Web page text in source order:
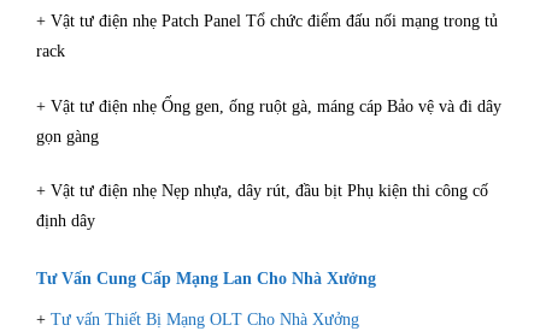
+ Vật tư điện nhẹ Patch Panel Tổ chức điểm đấu nối mạng trong tủ
rack
+ Vật tư điện nhẹ Ống gen, ống ruột gà, máng cáp Bảo vệ và đi dây
gọn gàng
+ Vật tư điện nhẹ Nẹp nhựa, dây rút, đầu bịt Phụ kiện thi công cố
định dây
Tư Vấn Cung Cấp Mạng Lan Cho Nhà Xưởng
+ Tư vấn Thiết Bị Mạng OLT Cho Nhà Xưởng